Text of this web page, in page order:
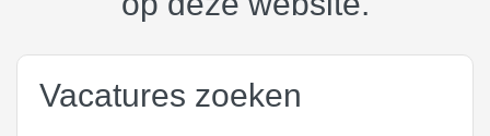
Vacatures zoeken